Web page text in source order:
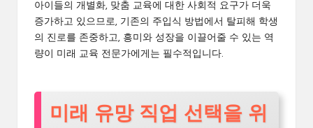
아이들의 개별화, 맞춤 교육에 대한 사회적 요구가 더욱
증가하고 있으므로, 기존의 주입식 방법에서 탈피해 학생
의 진로를 존중하고, 흥미와 성장을 이끌어줄 수 있는 역
량이 미래 교육 전문가에게는 필수적입니다.
미래 유망 직업 선택을 위